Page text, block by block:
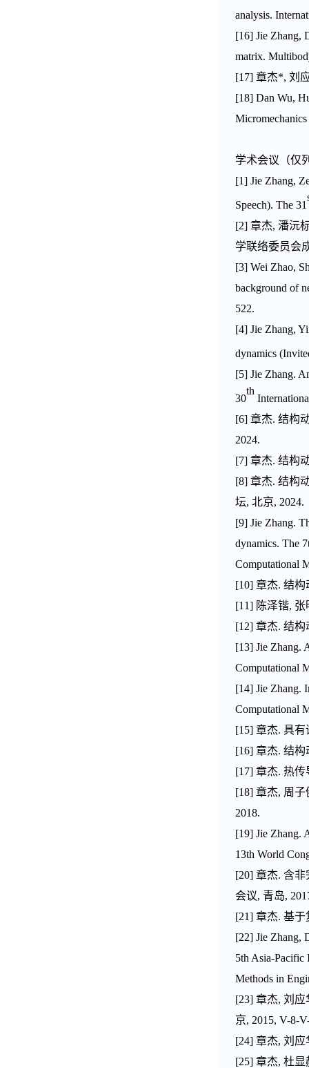
analysis.
[16] Jie Zhang,
matrix.
[17] 章杰*, 刘
[18] Dan Wu,
学术会议 （仅
[1] Jie Zhang,
Speech). The 31
[2] 章杰, 潘沅
学联络委员会
[3] Wei Zhao,
background of
522.
[4] Jie Zhang,
dynamics (
[5] Jie Zhang.
30
th
[6] 章杰. 结构
2024.
[7] 章杰. 结构
[8] 章杰. 结构
坛, 北京, 2024.
[9] Jie Zhang.
dynamics. The
Computational
[10] 章杰. 结构
[11] 陈泽锴, 张
[12] 章杰. 结构
[13] Jie Zhang.
Computational
[14] Jie Zhang.
Computational
[15] 章杰. 具有
[16] 章杰. 结构
[17] 章杰. 热传
[18] 章杰, 周子
2018.
[19] Jie Zhang.
13th World
[20] 章杰. 含非
会议, 青岛,
[21] 章杰. 基于
[22] Jie Zhang,
5th Asia-Pacific
Methods in
[23] 章杰, 刘应
京, 2015, V-8-
[24] 章杰, 刘应
[25] 章杰, 杜显